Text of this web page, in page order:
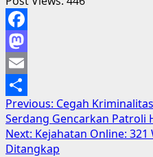
Facebook
Mastodon
Email
Share
Post
navigation
Previous: Cegah
Serdang Gencarkan Patroli
Next: Kejahatan Online:
Ditangkap